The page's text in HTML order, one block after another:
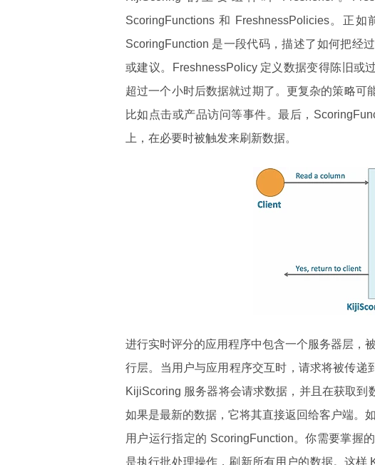
ScoringFunctions 和 FreshnessPolicies。正
ScoringFunction 是一段代码，描述了如何把经
或建议。FreshnessPolicy 定义数据变得陈旧或
超过一个小时后数据就过期了。更复杂的策略可
比如点击或产品访问等事件。最后，
上，在必要时被触发来刷新数据。
进行实时评分的应用程序中包含一个服务器层，
行层。当用户与应用程序交互时，请求将被传递
KijiScoring 服务器将会请求数据，并且在获取到
如果是最新的数据，它将其直接返回给客户端。
用户运行指定的 ScoringFunction。你需要掌握
是执行批处理操作，刷新所有用户的数据。这